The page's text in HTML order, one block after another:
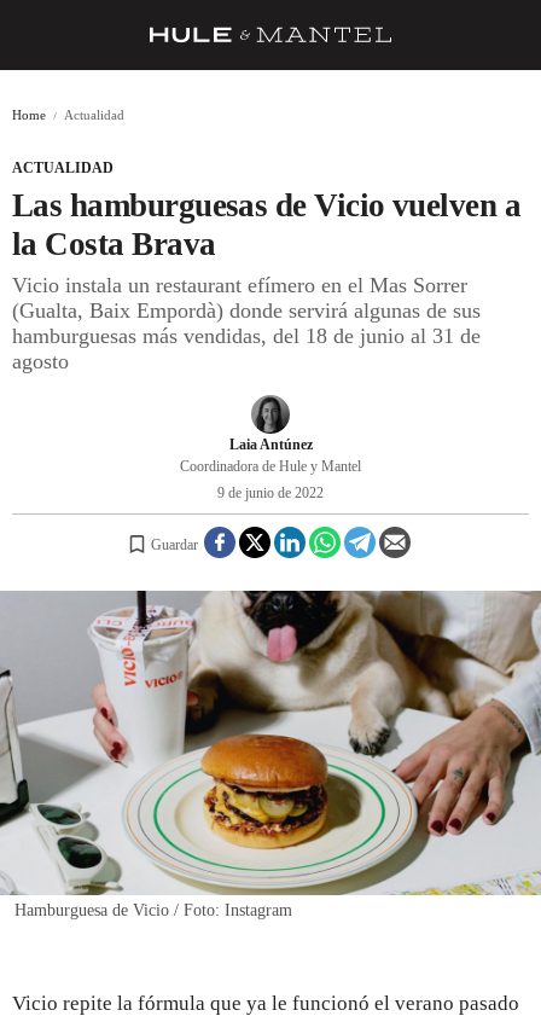
BARRAS Y ESTRELLAS
DÓNDE COMER
ÍDOLOS DE MESAS
CUADERNO DE VIAJE
A CUCHILLO
REGISTRO
INICIAR SESIÓN
Home Actualidad
ACTUALIDAD
Las hamburguesas de Vicio vuelven a
la Costa Brava
Vicio instala un restaurant efímero en el Mas Sorrer
(Gualta, Baix Empordà) donde servirá algunas de sus
hamburguesas más vendidas, del 18 de junio al 31 de
agosto
Laia Antúnez
Coordinadora de Hule y Mantel
9 de junio de 2022
Guardar
Hamburguesa de Vicio / Foto: Instagram
Vicio repite la fórmula que ya le funcionó el verano pasado